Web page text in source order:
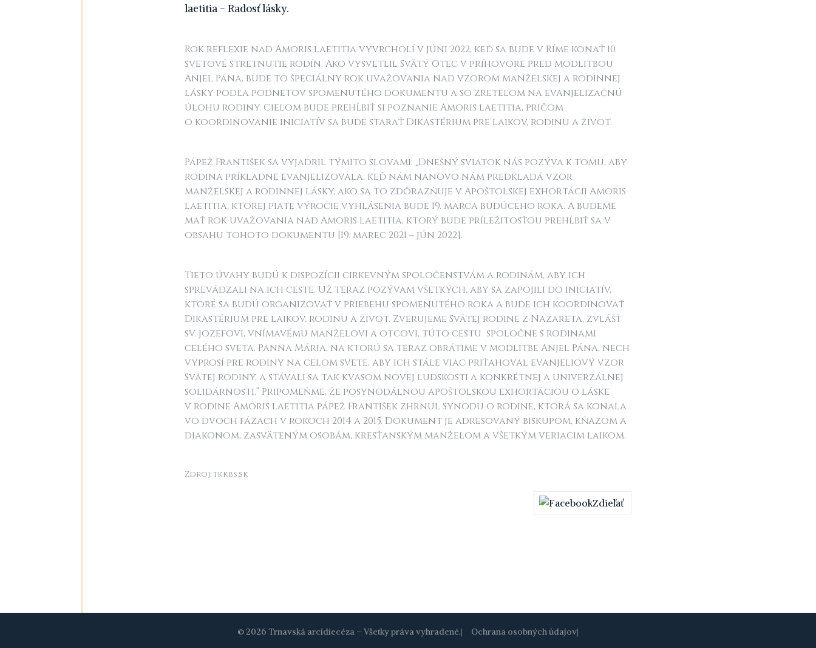
laetitia - Radosť lásky.
Rok reflexie nad Amoris laetitia vyvrcholí v júni 2022, keď sa bude v Ríme konať 10.
svetové stretnutie rodín. Ako vysvetlil Svätý Otec v príhovore pred modlitbou
Anjel Pána, bude to špeciálny rok uvažovania nad vzorom manželskej a rodinnej
lásky podľa podnetov spomenutého dokumentu a so zreteľom na evanjelizačnú
úlohu rodiny. Cieľom bude prehĺbiť si poznanie Amoris laetitia, pričom
o koordinovanie iniciatív sa bude starať Dikastérium pre laikov, rodinu a život.
Pápež František sa vyjadril týmito slovami: „Dnešný sviatok nás pozýva k tomu, aby
rodina príkladne evanjelizovala, keď nám nanovo nám predkladá vzor
manželskej a rodinnej lásky, ako sa to zdôrazňuje v Apoštolskej exhortácii Amoris
laetitia, ktorej piate výročie vyhlásenia bude 19. marca budúceho roka. A budeme
mať rok uvažovania nad Amoris laetitia, ktorý bude príležitosťou prehĺbiť sa v
obsahu tohoto dokumentu [19. marec 2021 – jún 2022].
Tieto úvahy budú k dispozícii cirkevným spoločenstvám a rodinám, aby ich
sprevádzali na ich ceste. Už teraz pozývam všetkých, aby sa zapojili do iniciatív,
ktoré sa budú organizovať v priebehu spomenutého roka a bude ich koordinovať
Dikastérium pre laikov, rodinu a život. Zverujeme Svätej rodine z Nazareta, zvlášť
sv. Jozefovi, vnímavému manželovi a otcovi, túto cestu spoločne s rodinami
celého sveta. Panna Mária, na ktorú sa teraz obrátime v modlitbe Anjel Pána, nech
vyprosí pre rodiny na celom svete, aby ich stále viac priťahoval evanjeliový vzor
Svätej rodiny, a stávali sa tak kvasom novej ľudskosti a konkrétnej a univerzálnej
solidárnosti.“ Pripomeňme, že posynodálnou apoštolskou exhortáciou o láske
v rodine Amoris laetitia pápež František zhrnul Synodu o rodine, ktorá sa konala
vo dvoch fázach v rokoch 2014 a 2015. Dokument je adresovaný biskupom, kňazom a
diakonom, zasväteným osobám, kresťanským manželom a všetkým veriacim laikom.
Zdroj: tkkbs.sk
Zdieľať
© 2026 Trnavská arcidiecéza – Všetky práva vyhradené.| Ochrana osobných údajov|